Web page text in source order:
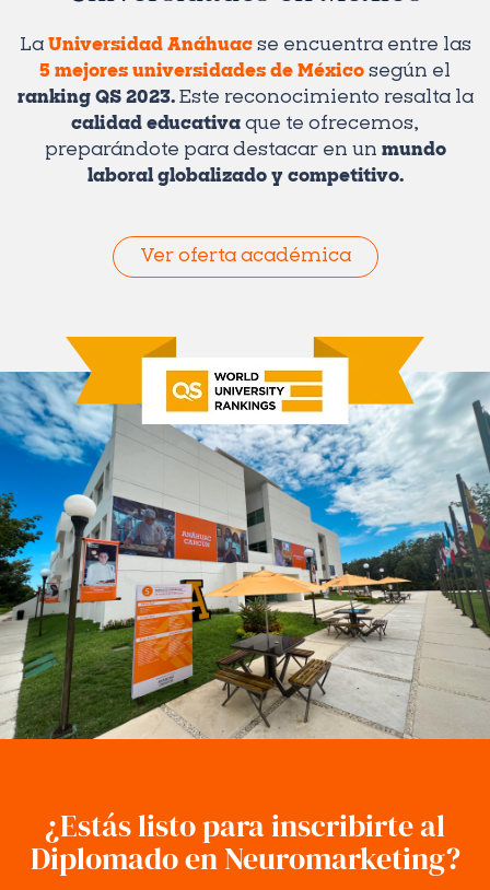
La Universidad Anáhuacse encuentra entre las
5 mejores universidades de México según el
ranking QS 2023.Este reconocimiento resalta la
calidad educativa que te ofrecemos,
preparándote para destacar en un mundo
laboral globalizado y competitivo.
Ver oferta académica
¿Estás listo para inscribirte al
Diplomado en Neuromarketing?